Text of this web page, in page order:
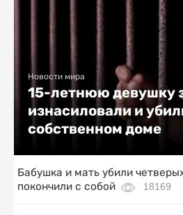
Новости мира
15-летнюю девушку
изнасиловали и
собственном доме
Бабушка и мать убили
покончили с собой
18169